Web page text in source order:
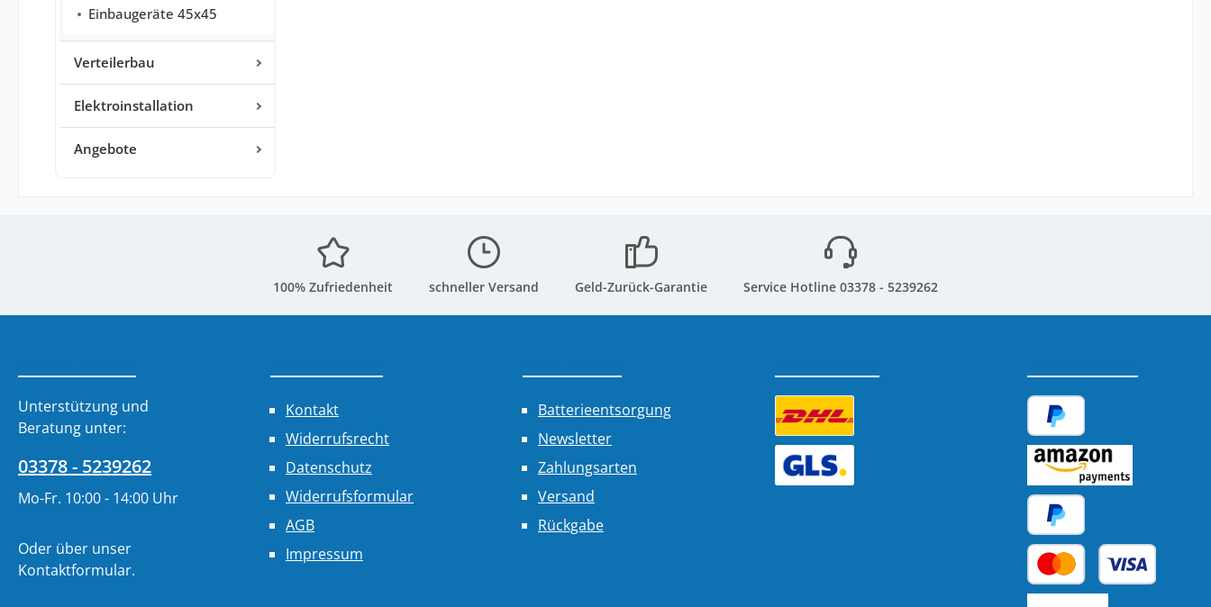
Einbaugeräte 45x45
Verteilerbau
Elektroinstallation
Angebote
100% Zufriedenheit schneller Versand Geld-Zurück-Garantie Service Hotline 03378 - 5239262
Unterstützung und
Beratung unter:
03378 - 5239262
Mo-Fr. 10:00 - 14:00 Uhr
Oder über unser
Kontaktformular.
Kontakt
Widerrufsrecht
Datenschutz
Widerrufsformular
AGB
Impressum
Batterieentsorgung
Newsletter
Zahlungsarten
Versand
Rückgabe
Benutzerdefiniertes Bild 1 PayPal
Amazon Pay
Später Bezahlen
Kredit- oder Debitkarte